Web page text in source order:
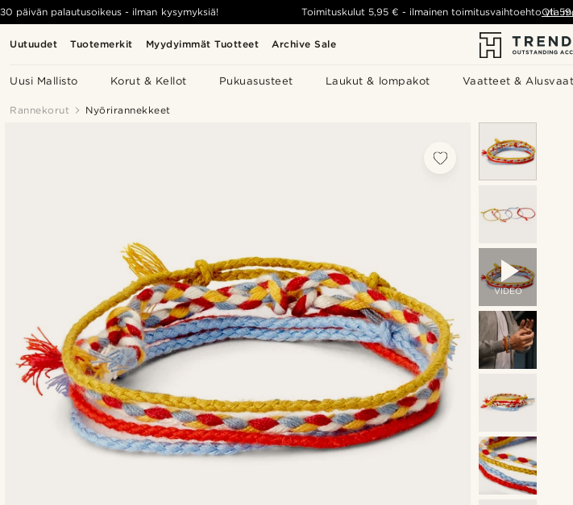
Uutuudet Tuotemerkit Myydyimmät Tuotteet Archive Sale
Uusi Mallisto Korut & Kellot Pukuasusteet Laukut & lompakot Vaatteet &
30 päivän palautusoikeus - ilman kysymyksiä! Toimituskulut 5,95 € - ilmainen toimitusvaihtoehto yli
Ota
Rannekorut Nyörirannekkeet
VIDEO